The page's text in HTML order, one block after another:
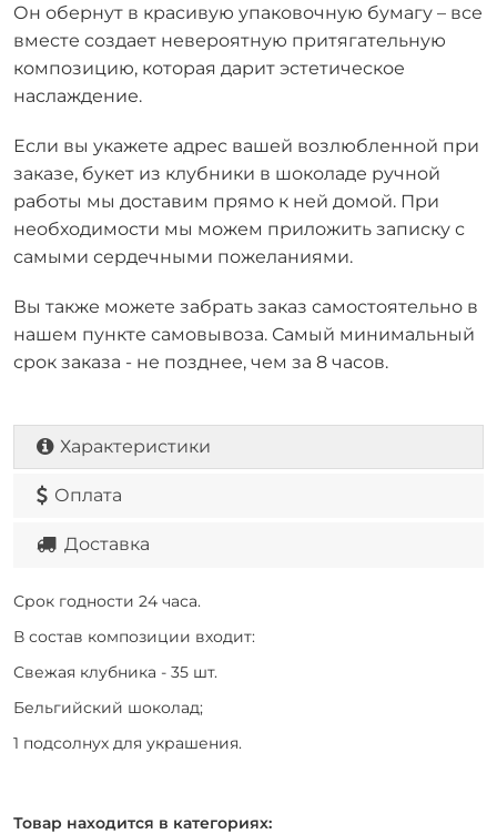
Он обернут в красивую упаковочную бумагу – все
вместе создает невероятную притягательную
композицию, которая дарит эстетическое
наслаждение.
Если вы укажете адрес вашей возлюбленной при
заказе, букет из клубники в шоколаде ручной
работы мы доставим прямо к ней домой. При
необходимости мы можем приложить записку с
самыми сердечными пожеланиями.
Вы также можете забрать заказ самостоятельно в
нашем пункте самовывоза. Самый минимальный
срок заказа - не позднее, чем за 8 часов.
Характеристики
Оплата
Доставка
Срок годности 24 часа.
В состав композиции входит:
Свежая клубника - 35 шт.
Бельгийский шоколад;
1 подсолнух для украшения.
Товар находится в категориях: